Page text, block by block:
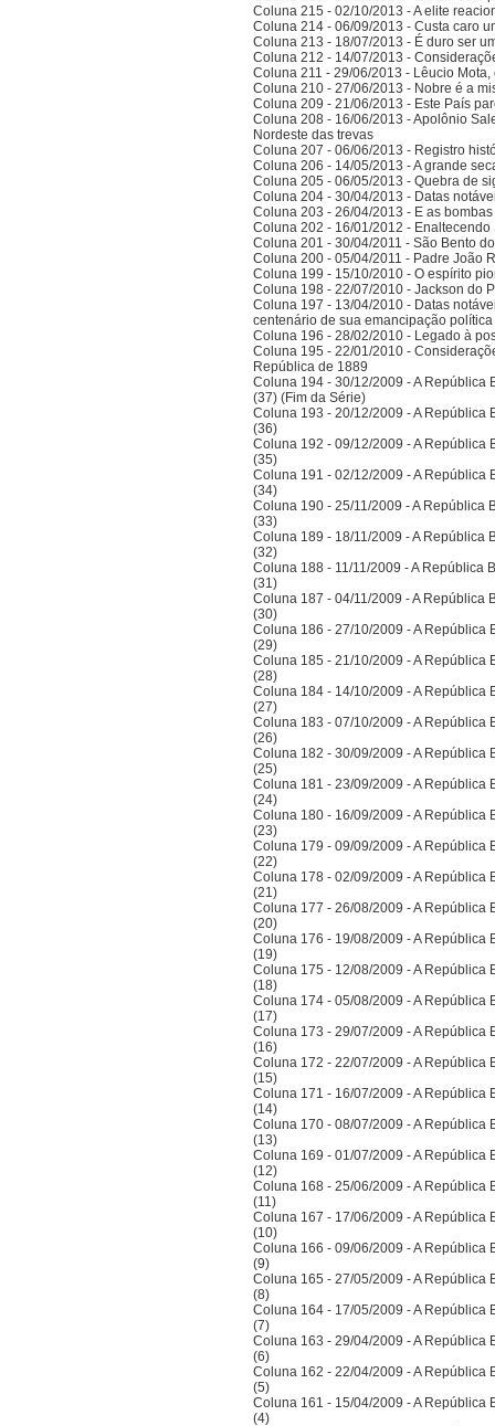
Coluna 215 - 02/10/2013 - A elite
Coluna 214 - 06/09/2013 - Custa caro
Coluna 213 - 18/07/2013 - É duro ser
Coluna 212 - 14/07/2013 -
Coluna 211 - 29/06/2013 - Lêucio
Coluna 210 - 27/06/2013 - Nobre é a
Coluna 209 - 21/06/2013 - Este País
Coluna 208 - 16/06/2013 - Apolônio
Nordeste das trevas
Coluna 207 - 06/06/2013 - Registro
Coluna 206 - 14/05/2013 - A grande
Coluna 205 - 06/05/2013 - Quebra de
Coluna 204 - 30/04/2013 - Datas
Coluna 203 - 26/04/2013 - E as
Coluna 202 - 16/01/2012 -
Coluna 201 - 30/04/2011 - São Bento
Coluna 200 - 05/04/2011 - Padre João
Coluna 199 - 15/10/2010 - O espírito
Coluna 198 - 22/07/2010 - Jackson do
Coluna 197 - 13/04/2010 - Datas
centenário de sua emancipação
Coluna 196 - 28/02/2010 - Legado à
Coluna 195 - 22/01/2010 -
República de 1889
Coluna 194 - 30/12/2009 - A República
(37) (Fim da Série)
Coluna 193 - 20/12/2009 - A República
(36)
Coluna 192 - 09/12/2009 - A República
(35)
Coluna 191 - 02/12/2009 - A República
(34)
Coluna 190 - 25/11/2009 - A República
(33)
Coluna 189 - 18/11/2009 - A República
(32)
Coluna 188 - 11/11/2009 - A República
(31)
Coluna 187 - 04/11/2009 - A República
(30)
Coluna 186 - 27/10/2009 - A República
(29)
Coluna 185 - 21/10/2009 - A República
(28)
Coluna 184 - 14/10/2009 - A República
(27)
Coluna 183 - 07/10/2009 - A República
(26)
Coluna 182 - 30/09/2009 - A República
(25)
Coluna 181 - 23/09/2009 - A República
(24)
Coluna 180 - 16/09/2009 - A República
(23)
Coluna 179 - 09/09/2009 - A República
(22)
Coluna 178 - 02/09/2009 - A República
(21)
Coluna 177 - 26/08/2009 - A República
(20)
Coluna 176 - 19/08/2009 - A República
(19)
Coluna 175 - 12/08/2009 - A República
(18)
Coluna 174 - 05/08/2009 - A República
(17)
Coluna 173 - 29/07/2009 - A República
(16)
Coluna 172 - 22/07/2009 - A República
(15)
Coluna 171 - 16/07/2009 - A República
(14)
Coluna 170 - 08/07/2009 - A República
(13)
Coluna 169 - 01/07/2009 - A República
(12)
Coluna 168 - 25/06/2009 - A República
(11)
Coluna 167 - 17/06/2009 - A República
(10)
Coluna 166 - 09/06/2009 - A República
(9)
Coluna 165 - 27/05/2009 - A República
(8)
Coluna 164 - 17/05/2009 - A República
(7)
Coluna 163 - 29/04/2009 - A República
(6)
Coluna 162 - 22/04/2009 - A República
(5)
Coluna 161 - 15/04/2009 - A República
(4)